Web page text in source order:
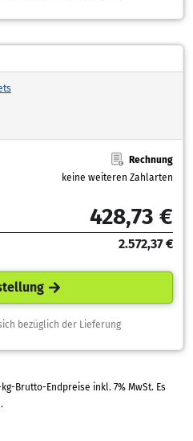
Rechnung
keine weiteren Zahlarten
428,73 €
2.572,37 €
bezüglich der Lieferung
Endpreise inkl. 7% MwSt. Es